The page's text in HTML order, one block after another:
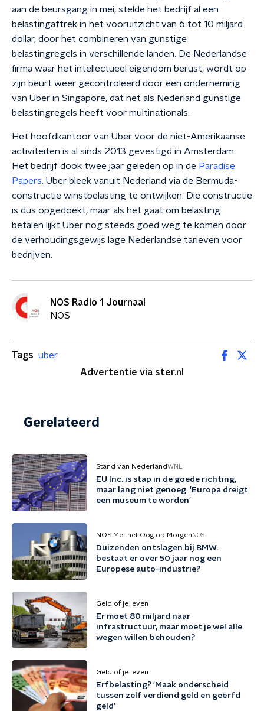
aan de beursgang in mei, stelde het bedrijf al een
belastingaftrek in het vooruitzicht van 6 tot 10 miljard
dollar, door het combineren van gunstige
belastingregels in verschillende landen. De Nederlandse
firma waar het intellectueel eigendom berust, wordt op
zijn beurt weer gecontroleerd door een onderneming
van Uber in Singapore, dat net als Nederland gunstige
belastingregels heeft voor multinationals.
Het hoofdkantoor van Uber voor de niet-Amerikaanse
activiteiten is al sinds 2013 gevestigd in Amsterdam.
Het bedrijf dook twee jaar geleden op in de Paradise
Papers. Uber bleek vanuit Nederland via de Bermuda-
constructie winstbelasting te ontwijken. Die constructie
is dus opgedoekt, maar als het gaat om belasting
betalen lijkt Uber nog steeds goed weg te komen door
de verhoudingsgewijs lage Nederlandse tarieven voor
bedrijven.
NOS Radio 1 Journaal
NOS
Tags uber
Advertentie via ster.nl
Gerelateerd
Stand van NederlandWNL
EU Inc. is stap in de goede richting,
maar lang niet genoeg: 'Europa dreigt
een museum te worden'
NOS Met het Oog op Morgen NOS
Duizenden ontslagen bij BMW:
bestaat er over 50 jaar nog een
Europese auto-industrie?
Geld of je leven
Er moet 80 miljard naar
infrastructuur, maar moet je wel alle
wegen willen behouden?
Geld of je leven
Erfbelasting? 'Maak onderscheid
tussen zelf verdiend geld en geërfd
geld'